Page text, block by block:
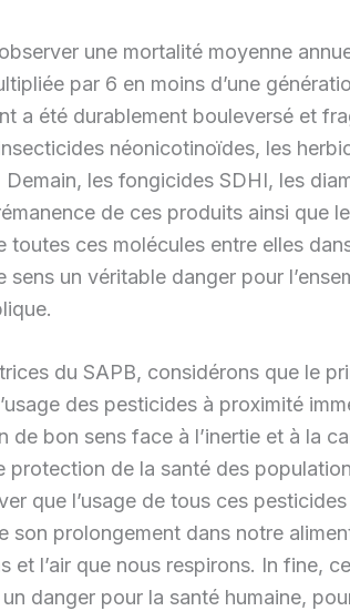
une mortalité moyenne
par 6 en moins d’une
a été durablement bouleversé et
néonicotinoïdes, les
les fongicides SDHI, les
de ces produits ainsi que
toutes ces molécules entre elles
un véritable danger pour
du SAPB, considérons que le
des pesticides à proximité
de bon sens face à l’inertie et à la
protection de la santé des
que l’usage de tous ces
son prolongement dans notre
et l’air que nous respirons. In fine,
danger pour la santé humaine,